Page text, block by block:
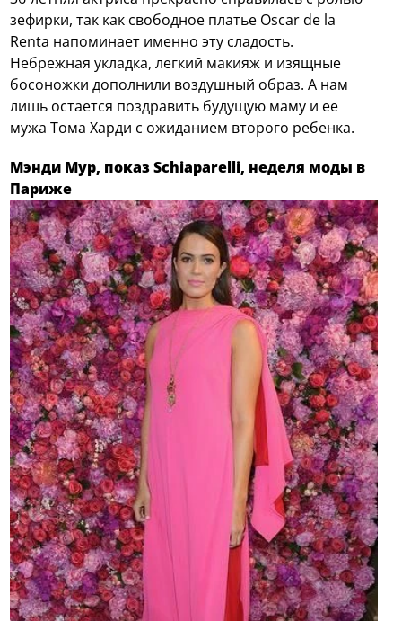
зефирки, так как свободное платье Oscar de la
Renta напоминает именно эту сладость.
Небрежная укладка, легкий макияж и изящные
босоножки дополнили воздушный образ. А нам
лишь остается поздравить будущую маму и ее
мужа Тома Харди с ожиданием второго ребенка.
Мэнди Мур, показ Schiaparelli, неделя моды в
Париже